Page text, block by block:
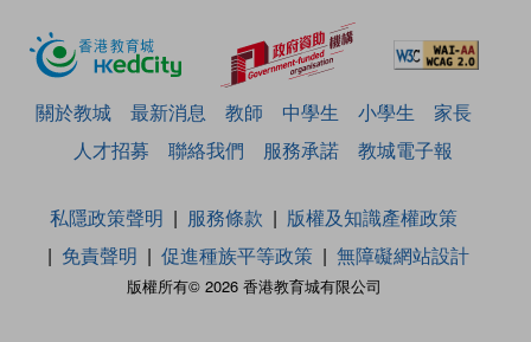
關於教城 最新消息 教師 中學生 小學生
家長
人才招募
聯絡我們 服務承諾 教城電子報
版權所有© 2026 香港教育城有限公司
私隱政策聲明 服務條款
版權及知識產權政策
免責聲明
促進種族平等政策 無障礙網站設計